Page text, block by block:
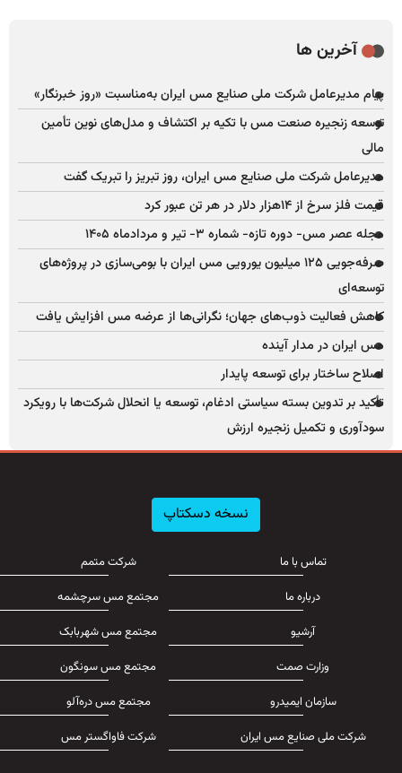
آخرین ها
پیام مدیرعامل شرکت ملی صنایع مس ایران به‌مناسبت «روز خبرنگار»
توسعه زنجیره صنعت مس با تکیه بر اکتشاف و مدل‌های نوین تأمین
مالی
مدیرعامل شرکت ملی صنایع مس ایران، روز تبریز را تبریک گفت
قیمت فلز سرخ از ۱۴هزار دلار در هر تن عبور کرد
مجله عصر مس- دوره تازه- شماره ۳- تیر و مردادماه ۱۴۰۵
صرفه‌جویی ۱۲۵ میلیون یورویی مس ایران با بومی‌سازی در پروژه‌های
توسعه‌ای
کاهش فعالیت ذوب‌های جهان؛ نگرانی‌ها از عرضه مس افزایش یافت
مس ایران در مدار آینده
اصلاح ساختار برای توسعه پایدار
تأکید بر تدوین بسته سیاستی ادغام، توسعه یا انحلال شرکت‌ها با رویکرد
سودآوری و تکمیل زنجیره ارزش
نسخه دسکتاپ
تماس با ما
درباره ما
آرشیو
وزارت صمت
سازمان ایمیدرو
شرکت ملی صنایع مس ایران
شرکت متمم
مجتمع مس سرچشمه
مجتمع مس شهربابک
مجتمع مس سونگون
مجتمع مس دره‌آلو
شرکت فاواگستر مس